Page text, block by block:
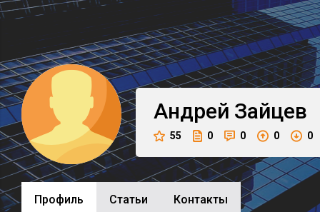
Андрей Зайцев
55 0 0 0 0
Профиль Cтатьи Контакты